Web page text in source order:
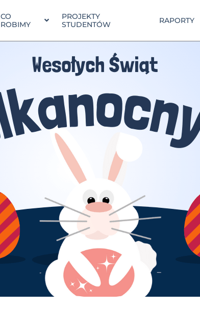
CO
ROBIMY
PROJEKTY
STUDENTÓW
RAPORTY